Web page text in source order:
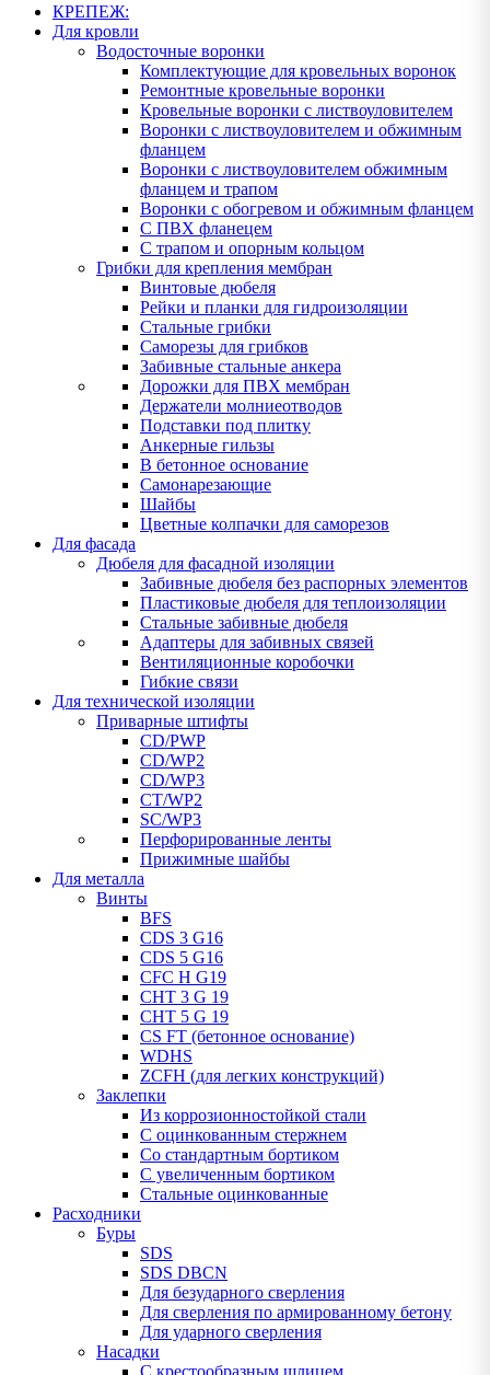
КРЕПЕЖ:
Для кровли
Водосточные воронки
Комплектующие для кровельных воронок
Ремонтные кровельные воронки
Кровельные воронки с листвоуловителем
Воронки с листвоуловителем и обжимным
фланцем
Воронки с листвоуловителем обжимным
фланцем и трапом
Воронки с обогревом и обжимным фланцем
С ПВХ фланецем
С трапом и опорным кольцом
Грибки для крепления мембран
Винтовые дюбеля
Рейки и планки для гидроизоляции
Стальные грибки
Саморезы для грибков
Забивные стальные анкера
Дорожки для ПВХ мембран
Держатели молниеотводов
Подставки под плитку
Анкерные гильзы
В бетонное основание
Самонарезающие
Шайбы
Цветные колпачки для саморезов
Для фасада
Дюбеля для фасадной изоляции
Забивные дюбеля без распорных элементов
Пластиковые дюбеля для теплоизоляции
Стальные забивные дюбеля
Адаптеры для забивных связей
Вентиляционные коробочки
Гибкие связи
Для технической изоляции
Приварные штифты
CD/PWP
CD/WP2
CD/WP3
CT/WP2
SC/WP3
Перфорированные ленты
Прижимные шайбы
Для металла
Винты
BFS
CDS 3 G16
CDS 5 G16
CFC H G19
CHT 3 G 19
CHT 5 G 19
CS FT (бетонное основание)
WDHS
ZCFH (для легких конструкций)
Заклепки
Из коррозионностойкой стали
С оцинкованным стержнем
Со стандартным бортиком
С увеличенным бортиком
Стальные оцинкованные
Расходники
Буры
SDS
SDS DBCN
Для безударного сверления
Для сверления по армированному бетону
Для ударного сверления
Насадки
С крестообразным шлицем